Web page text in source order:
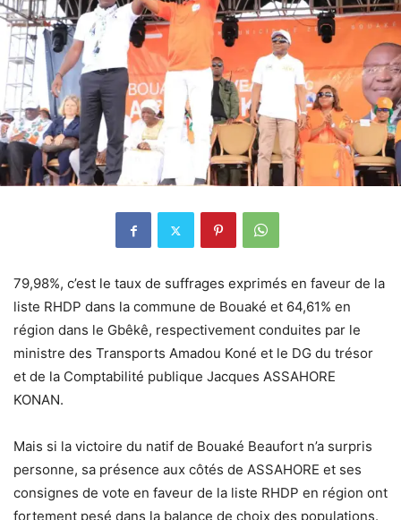
79,98%, c’est le taux de suffrages exprimés en faveur de la
liste RHDP dans la commune de Bouaké et 64,61% en
région dans le Gbêkê, respectivement conduites par le
ministre des Transports Amadou Koné et le DG du trésor
et de la Comptabilité publique Jacques ASSAHORE
KONAN.
Mais si la victoire du natif de Bouaké Beaufort n’a surpris
personne, sa présence aux côtés de ASSAHORE et ses
consignes de vote en faveur de la liste RHDP en région ont
fortement pesé dans la balance de choix des populations.